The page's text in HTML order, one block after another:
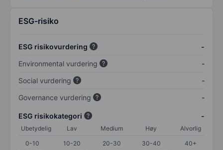
ESG-risiko
ESG risikovurdering
-
Environmental vurdering
-
Social vurdering
-
Governance vurdering
-
ESG risikokategori -
Ubetydelig Lav Medium Høy
Alvorlig
0-10
10-20 20-30 30-40 40+